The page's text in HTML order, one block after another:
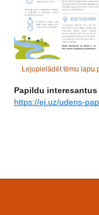
Lejupielādēt tēmu
Papildu
https://ej.uz/udens-